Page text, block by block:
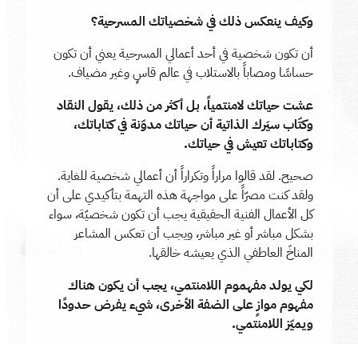
وكيف ينعكس ذلك في شخصياتك المسرحية؟
أن تكون شخصية في أحد أعمالي المسرحية يعني أن تكون
حساسًا ومصاباً بالاستلاب في عالم قاسٍ وغير مضياف.
عشت حياتك لامنتمياً، بل أكثر من ذلك، يقول النقاد
وكتّاب سيَرك الذاتية أن حياتك مدوّنة في كتاباتك،
وكتاباتك تعيش في حياتك.
صحيح. لقد قالوا مراراً وتكراراً أن أعمالي شخصية للغاية.
ولقد كنت مصرّاً على مواجهة هذه التهمة بتأكيدي على أن
كل الأعمال الفنية الحقيقية يجب أن تكون شخصيّة، سواء
بشكل مباشر أو غير مباشر، ويجب أن تعكس المشاعر
المناخَ العاطفي الذي يعيشه خالقها.
لكي يولد مفهموم اللامنتمي، يجب أن يكون هناك
مفهوم موازٍ على الضفة الأخرى، شيء يفرض حدودًا
ويميّز اللامنتمي.